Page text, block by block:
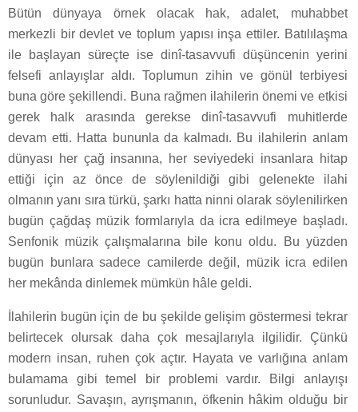
Bütün dünyaya örnek olacak hak, adalet, muhabbet
merkezli bir devlet ve toplum yapısı inşa ettiler. Batılılaşma
ile başlayan süreçte ise dinî-tasavvufi düşüncenin yerini
felsefi anlayışlar aldı. Toplumun zihin ve gönül terbiyesi
buna göre şekillendi. Buna rağmen ilahilerin önemi ve etkisi
gerek halk arasında gerekse dinî-tasavvufi muhitlerde
devam etti. Hatta bununla da kalmadı. Bu ilahilerin anlam
dünyası her çağ insanına, her seviyedeki insanlara hitap
ettiği için az önce de söylenildiği gibi gelenekte ilahi
olmanın yanı sıra türkü, şarkı hatta ninni olarak söylenilirken
bugün çağdaş müzik formlarıyla da icra edilmeye başladı.
Senfonik müzik çalışmalarına bile konu oldu. Bu yüzden
bugün bunlara sadece camilerde değil, müzik icra edilen
her mekânda dinlemek mümkün hâle geldi.
İlahilerin bugün için de bu şekilde gelişim göstermesi tekrar
belirtecek olursak daha çok mesajlarıyla ilgilidir. Çünkü
modern insan, ruhen çok açtır. Hayata ve varlığına anlam
bulamama gibi temel bir problemi vardır. Bilgi anlayışı
sorunludur. Savaşın, ayrışmanın, öfkenin hâkim olduğu bir